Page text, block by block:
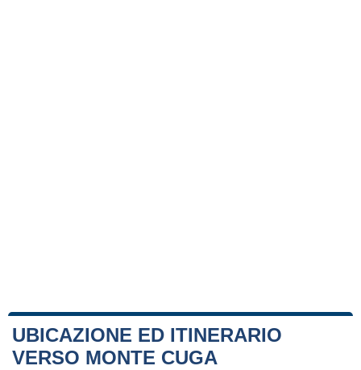
UBICAZIONE ED ITINERARIO
VERSO MONTE CUGA
Leaflet|Map data ©